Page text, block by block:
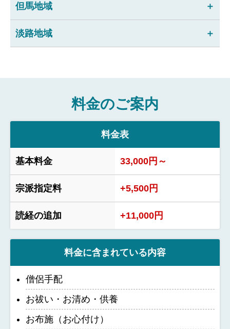
但馬地域
淡路地域
料金のご案内
料金表
基本料金 33,000円～
宗派指定料 +5,500円
読経の追加 +11,000円
料金に含まれている内容
僧侶手配
お祓い・お清め・供養
お布施（お心付け）